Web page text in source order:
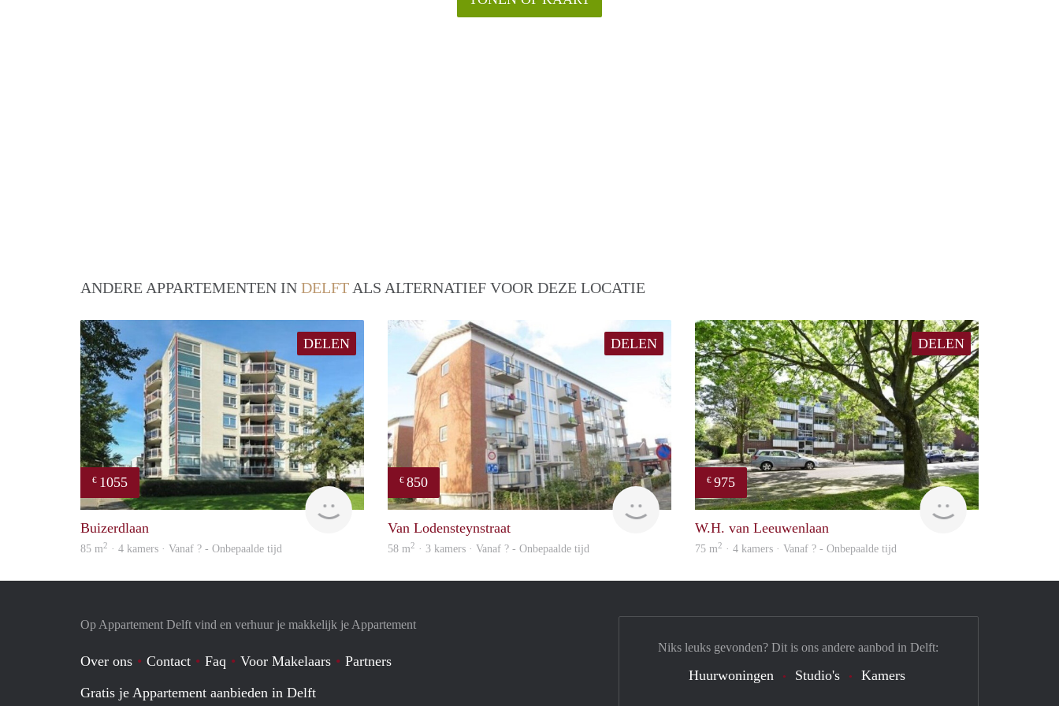
ANDERE APPARTEMENTEN IN DELFT ALS ALTERNATIEF VOOR DEZE LOCATIE
DELEN
€ 1055
rent
Buizerdlaan
85 m2 · 4 kamers · Vanaf ? - Onbepaalde tijd
DELEN
€ 850
finder
Van Lodensteynstraat
58 m2 · 3 kamers · Vanaf ? - Onbepaalde tijd
DELEN
€ 975
finder
W.H. van Leeuwenlaan
75 m2 · 4 kamers · Vanaf ? - Onbepaalde tijd
Op Appartement Delft vind en verhuur je makkelijk je Appartement
Over ons Contact Faq Voor Makelaars
Partners
Gratis je Appartement aanbieden in Delft
Niks leuks gevonden? Dit is ons andere aanbod in Delft:
Huurwoningen Studio's Kamers